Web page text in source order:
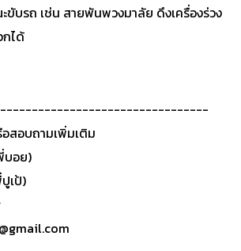
ขับรถ เช่น สายพันพวงมาลัย ดึงเครื่องร่วง
กได้
สอบถามเพิ่มเติม
อย)
เป้)